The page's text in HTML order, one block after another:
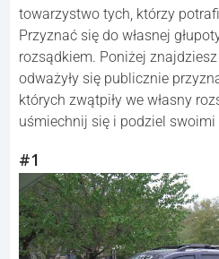
towarzystwo tych, którzy
Przyznać się do własnej
rozsądkiem. Poniżej
odważyły się publicznie
których zwątpiły we własny
uśmiechnij się i podziel
#1